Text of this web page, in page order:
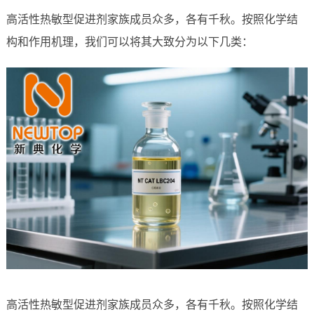
高活性热敏型促进剂家族成员众多，各有千秋。按照化学结
构和作用机理，我们可以将其大致分为以下几类：
高活性热敏型促进剂家族成员众多，各有千秋。按照化学结